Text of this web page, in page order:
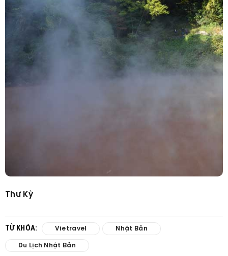
Thư Kỳ
TỪ KHÓA: Vietravel Nhật Bản
Du Lịch Nhật Bản